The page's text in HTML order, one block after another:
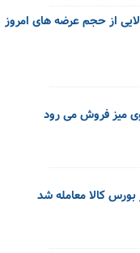
از حجم عرضه های امروز